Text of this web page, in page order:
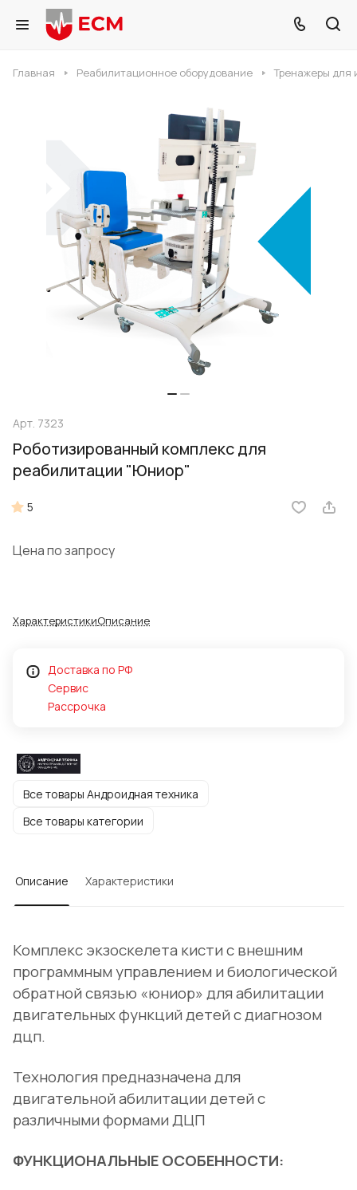
Главная Реабилитационное оборудование Тренажеры для
Арт. 7323
Роботизированный комплекс для
реабилитации "Юниор"
5
Цена по запросу
ХарактеристикиОписание
Доставка по РФ
Сервис
Рассрочка
Все товары Андроидная техника
Все товары категории
Описание Характеристики
Комплекс экзоскелета кисти с внешним
программным управлением и биологической
обратной связью «юниор» для абилитации
двигательных функций детей с диагнозом
дцп.
Технология предназначена для
двигательной абилитации детей с
различными формами ДЦП
ФУНКЦИОНАЛЬНЫЕ ОСОБЕННОСТИ: